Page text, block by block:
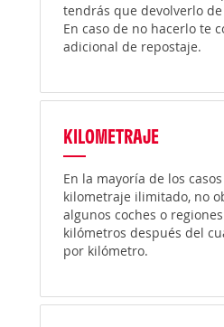
tendrás que devolverlo
En caso de no hacerlo te
adicional de repostaje.
KILOMETRAJE
En la mayoría de los
kilometraje ilimitado, no
algunos coches o
kilómetros después del
por kilómetro.